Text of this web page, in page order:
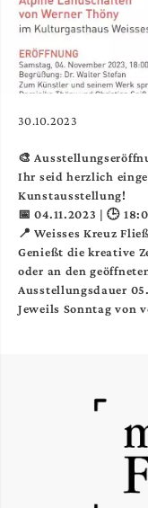
30.10.2023
🎨
Ihr seid herzlich
Kunstausstellung!
📅 04.11.2023 | 🕒
📍 Weisses Kreuz Fließ
Genießt die kreative
oder an den
Ausstellungsdauer
Jeweils Sonntag von